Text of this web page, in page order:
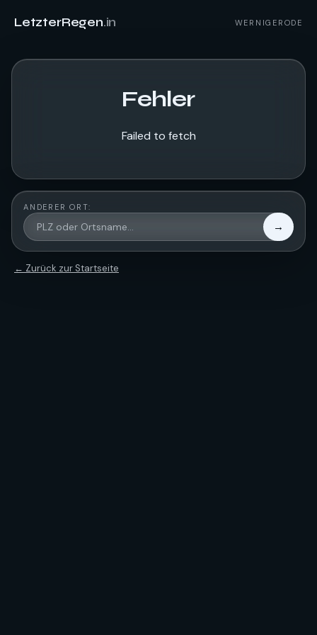
LetzterRegen.in WERNIGERODE
Fehler
Failed to fetch
ANDERER ORT:
→
← Zurück zur Startseite